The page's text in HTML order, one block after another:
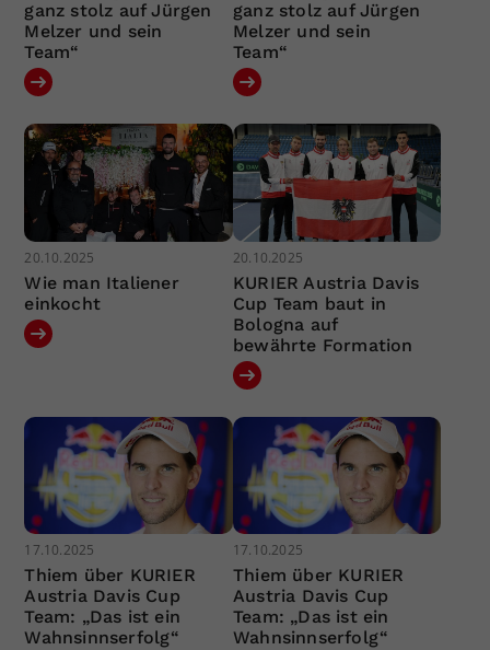
ganz stolz auf Jürgen
Melzer und sein
Team“
ganz stolz auf Jürgen
Melzer und sein
Team“
20.10.2025
Wie man Italiener
einkocht
20.10.2025
KURIER Austria Davis
Cup Team baut in
Bologna auf
bewährte Formation
17.10.2025
Thiem über KURIER
Austria Davis Cup
Team: „Das ist ein
Wahnsinnserfolg“
17.10.2025
Thiem über KURIER
Austria Davis Cup
Team: „Das ist ein
Wahnsinnserfolg“